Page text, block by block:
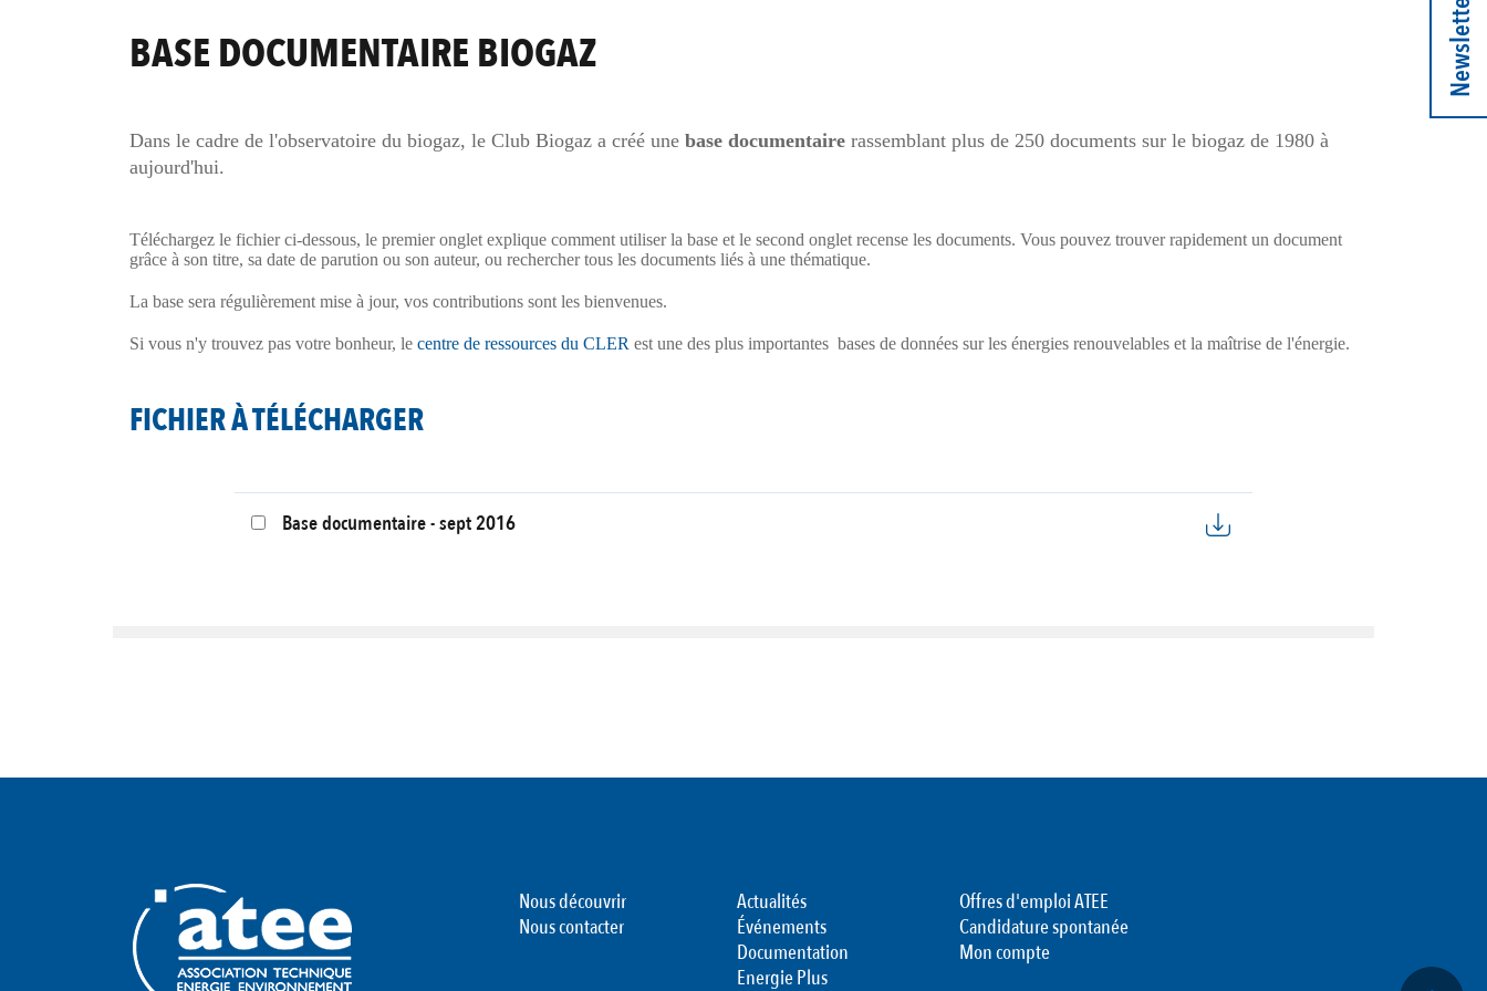
BASE DOCUMENTAIRE BIOGAZ
Dans le cadre de l'observatoire du biogaz, le Club Biogaz a créé une base documentaire rassemblant plus de 250 documents sur le biogaz de 1980 à
aujourd'hui.
Téléchargez le fichier ci-dessous, le premier onglet explique comment utiliser la base et le second onglet recense les documents. Vous pouvez trouver rapidement un document
grâce à son titre, sa date de parution ou son auteur, ou rechercher tous les documents liés à une thématique.
La base sera régulièrement mise à jour, vos contributions sont les bienvenues.
Si vous n'y trouvez pas votre bonheur, le centre de ressources du CLER est une des plus importantes bases de données sur les énergies renouvelables et la maîtrise de l'énergie.
FICHIER À TÉLÉCHARGER
Base documentaire - sept 2016
Newsletter
Nous découvrir
Nous contacter
Actualités
Événements
Documentation
Energie Plus
Offres d'emploi ATEE
Candidature spontanée
Mon compte